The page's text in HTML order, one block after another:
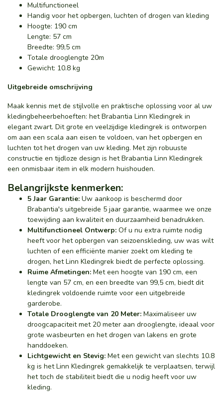
Multifunctioneel
Handig voor het opbergen, luchten of drogen van kleding
Hoogte: 190 cm
Lengte: 57 cm
Breedte: 99,5 cm
Totale drooglengte 20m
Gewicht: 10.8 kg
Uitgebreide omschrijving
Maak kennis met de stijlvolle en praktische oplossing voor al uw
kledingbeheerbehoeften: het Brabantia Linn Kledingrek in
elegant zwart. Dit grote en veelzijdige kledingrek is ontworpen
om aan een scala aan eisen te voldoen, van het opbergen en
luchten tot het drogen van uw kleding. Met zijn robuuste
constructie en tijdloze design is het Brabantia Linn Kledingrek
een onmisbaar item in elk modern huishouden.
Belangrijkste kenmerken:
5 Jaar Garantie: Uw aankoop is beschermd door
Brabantia's uitgebreide 5 jaar garantie, waarmee we onze
toewijding aan kwaliteit en duurzaamheid benadrukken.
Multifunctioneel Ontwerp: Of u nu extra ruimte nodig
heeft voor het opbergen van seizoenskleding, uw was wilt
luchten of een efficiënte manier zoekt om kleding te
drogen, het Linn Kledingrek biedt de perfecte oplossing.
Ruime Afmetingen: Met een hoogte van 190 cm, een
lengte van 57 cm, en een breedte van 99,5 cm, biedt dit
kledingrek voldoende ruimte voor een uitgebreide
garderobe.
Totale Drooglengte van 20 Meter: Maximaliseer uw
droogcapaciteit met 20 meter aan drooglengte, ideaal voor
grote wasbeurten en het drogen van lakens en grote
handdoeken.
Lichtgewicht en Stevig: Met een gewicht van slechts 10.8
kg is het Linn Kledingrek gemakkelijk te verplaatsen, terwijl
het toch de stabiliteit biedt die u nodig heeft voor uw
kleding.